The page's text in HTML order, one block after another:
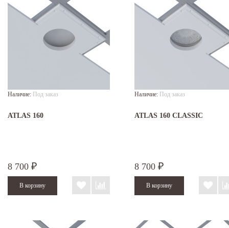
Наличие: Под заказ
ATLAS 160
8 700 ₽
Наличие: Под заказ
ATLAS 160 CLASSIC
8 700 ₽